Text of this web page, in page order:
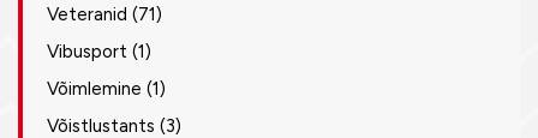
Veteranid (71)
Vibusport (1)
Võimlemine (1)
Võistlustants (3)